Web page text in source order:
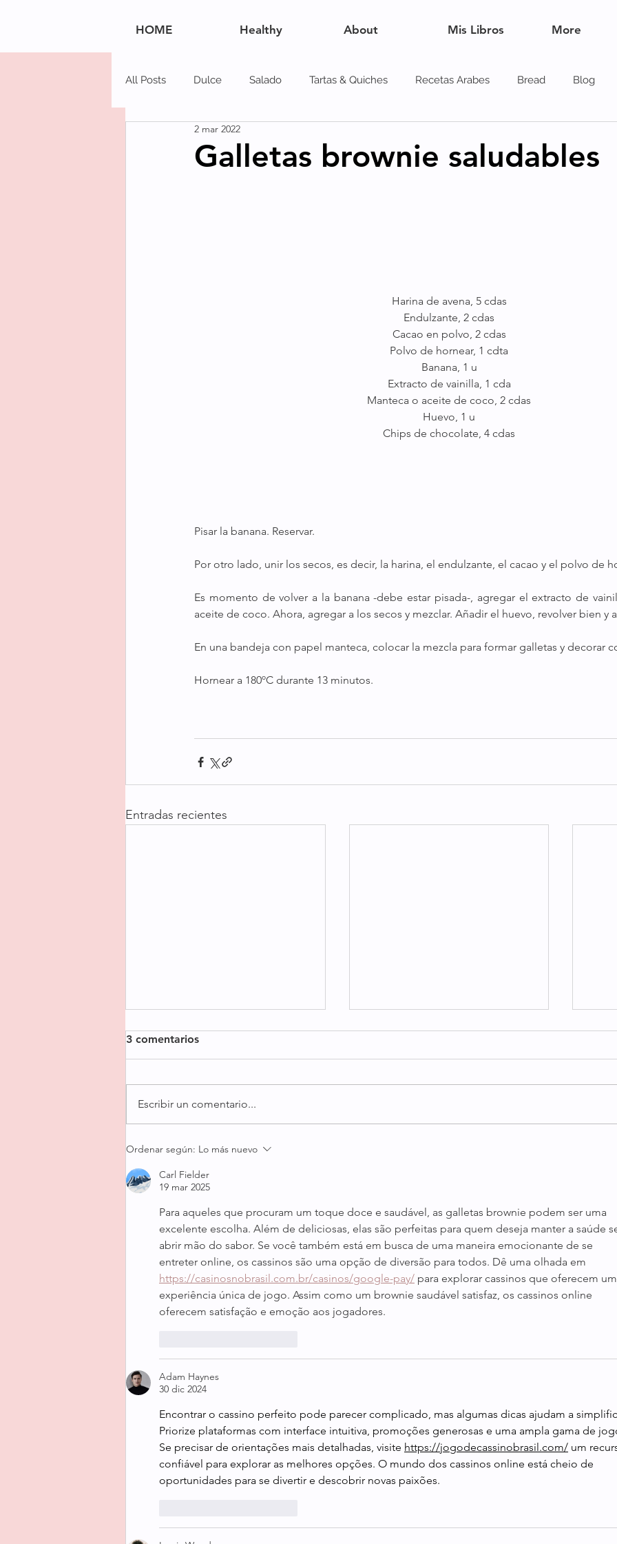
HOME Healthy About Mis Libros More
All Posts Dulce Salado Tartas & Quiches Recetas Arabes Bread Blog
Postres
Galletas brownie saludables
2 mar 2022
Harina de avena, 5 cdas
Endulzante, 2 cdas
Cacao en polvo, 2 cdas
Polvo de hornear, 1 cdta
Banana, 1 u
Extracto de vainilla, 1 cda
Manteca o aceite de coco, 2 cdas
Huevo, 1 u
Chips de chocolate, 4 cdas
Pisar la banana. Reservar.
Por otro lado, unir los secos, es decir, la harina, el endulzante, el cacao y el polvo de
Es momento de volver a la banana -debe estar pisada-, agregar el extracto de
aceite de coco. Ahora, agregar a los secos y mezclar. Añadir el huevo, revolver bien y
En una bandeja con papel manteca, colocar la mezcla para formar galletas y decorar
Hornear a 180ºC durante 13 minutos.
Entradas recientes
Panettone Navideño
DQAYRiXEg_9/?
igsh=NTc4MTIwNjQ2YQ==
………………………………………
…… . (English below)
PANETTONE JAPONÉS
NAVIDEÑO (MÉTODO
TANGZHONG) Una receta que
enamora desde el primer b
3 comentarios
Escribir un comentario...
Ordenar según: Lo más nuevo
Carl Fielder
19 mar 2025
Para aqueles que procuram um toque doce e saudável, as galletas brownie podem ser uma
excelente escolha. Além de deliciosas, elas são perfeitas para quem deseja manter a saúde
abrir mão do sabor. Se você também está em busca de uma maneira emocionante de se
entreter online, os cassinos são uma opção de diversão para todos. Dê uma olhada em
https://casinosnobrasil.com.br/casinos/google-pay/ para explorar cassinos que oferecem
experiência única de jogo. Assim como um brownie saudável satisfaz, os cassinos online
oferecem satisfação e emoção aos jogadores.
Adam Haynes
30 dic 2024
Encontrar o cassino perfeito pode parecer complicado, mas algumas dicas ajudam a
Priorize plataformas com interface intuitiva, promoções generosas e uma ampla gama de
Se precisar de orientações mais detalhadas, visite https://jogodecassinobrasil.com/ um
confiável para explorar as melhores opções. O mundo dos cassinos online está cheio de
oportunidades para se divertir e descobrir novas paixões.